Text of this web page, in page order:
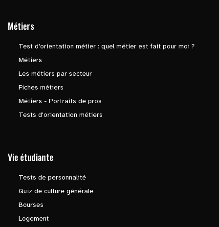
Métiers
Test d'orientation métier : quel métier est fait pour moi ?
Métiers
Les métiers par secteur
Fiches métiers
Métiers - Portraits de pros
Tests d'orientation métiers
Vie étudiante
Tests de personnalité
Quiz de culture générale
Bourses
Logement